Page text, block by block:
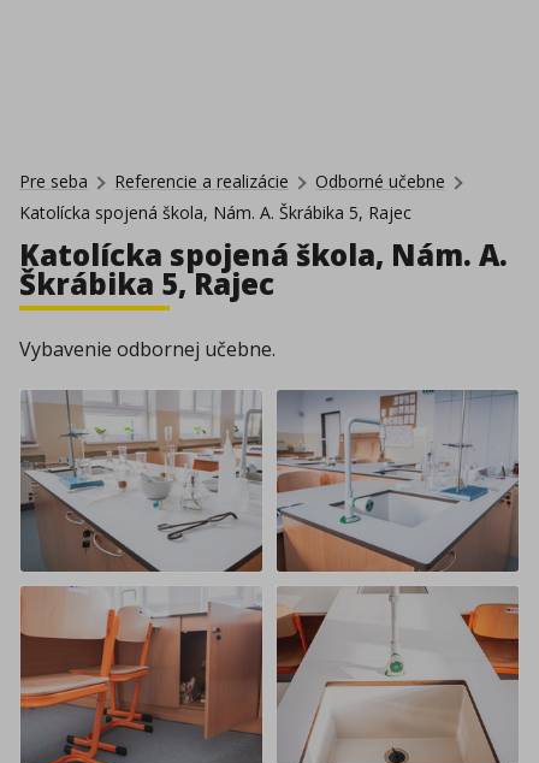
Pre seba Referencie a realizácie
Odborné učebne
Katolícka spojená škola, Nám. A. Škrábika 5, Rajec
Katolícka spojená škola, Nám. A.
Škrábika 5, Rajec
Vybavenie odbornej učebne.